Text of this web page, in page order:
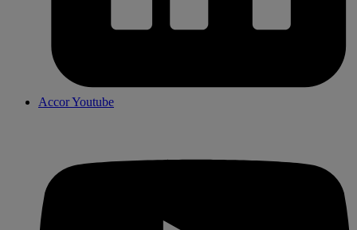
Accor Youtube